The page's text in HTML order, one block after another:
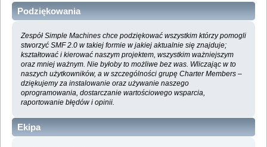
Podziękowania
Zespół Simple Machines chce podziękować wszystkim którzy pomogli
stworzyć SMF 2.0 w takiej formie w jakiej aktualnie się znajduje;
kształtować i kierować naszym projektem, wszystkim ważniejszym
oraz mniej ważnym. Nie byłoby to możliwe bez was. Wliczając w to
naszych użytkowników, a w szczególności grupę Charter Members –
dziękujemy za instalowanie oraz używanie naszego
oprogramowania, dostarczanie wartościowego wsparcia,
raportowanie błędów i opinii.
Ekipa